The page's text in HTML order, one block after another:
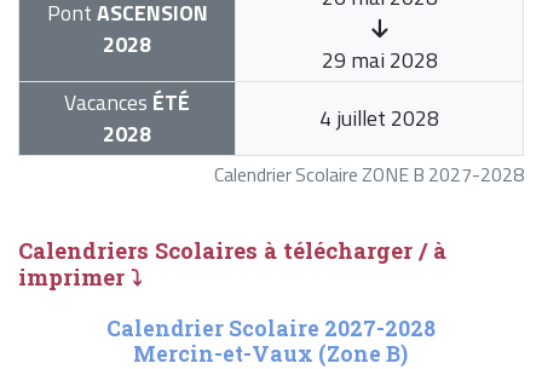
Calendrier Scolaire ZONE B 2027-2028
PontASCENSION
2028
29 mai 2028
Vacances ÉTÉ
2028
4 juillet 2028
Calendriers Scolaires à télécharger / à
imprimer ⤵
Calendrier Scolaire 2027-2028
Mercin-et-Vaux (Zone B)